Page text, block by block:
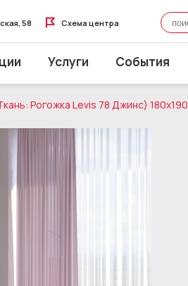
Услуги События
58 Схема центра
Рогожка Levis 78 Джинс) 180x190